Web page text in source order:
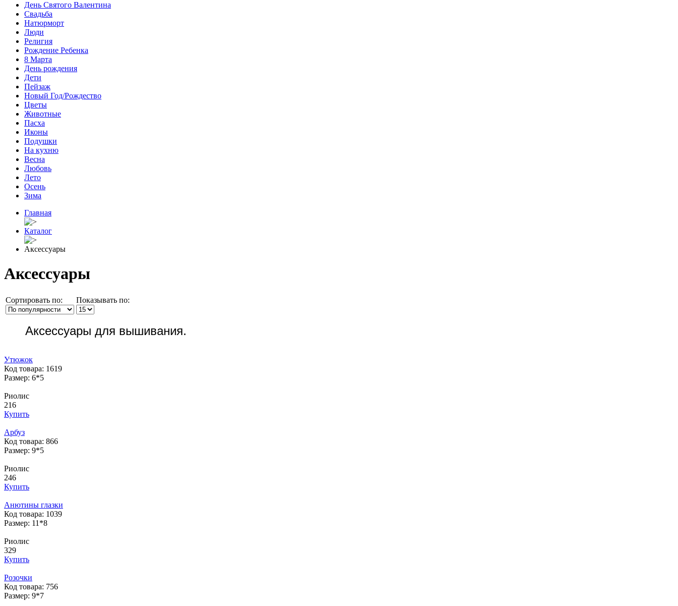
День Святого Валентина
Свадьба
Натюрморт
Люди
Религия
Рождение Ребенка
8 Марта
День рождения
Дети
Пейзаж
Новый Год/Рождество
Цветы
Животные
Пасха
Иконы
Подушки
На кухню
Весна
Любовь
Лето
Осень
Зима
Главная
Каталог
Аксессуары
Аксессуары
Сортировать по: Показывать по:
Аксессуары для вышивания.
Утюжок
Код товара: 1619
Размер: 6*5
Риолис
216
Купить
Арбуз
Код товара: 866
Размер: 9*5
Риолис
246
Купить
Анютины глазки
Код товара: 1039
Размер: 11*8
Риолис
329
Купить
Розочки
Код товара: 756
Размер: 9*7